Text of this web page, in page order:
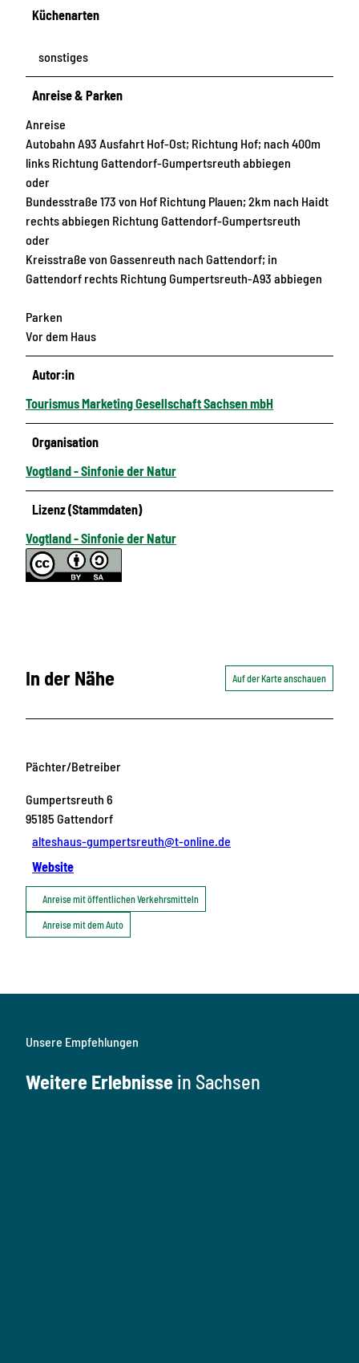
Küchenarten
sonstiges
Anreise & Parken
Anreise
Autobahn A93 Ausfahrt Hof-Ost; Richtung Hof; nach 400m
links Richtung Gattendorf-Gumpertsreuth abbiegen
oder
Bundesstraße 173 von Hof Richtung Plauen; 2km nach Haidt
rechts abbiegen Richtung Gattendorf-Gumpertsreuth
oder
Kreisstraße von Gassenreuth nach Gattendorf; in
Gattendorf rechts Richtung Gumpertsreuth-A93 abbiegen
Parken
Vor dem Haus
Autor:in
Tourismus Marketing Gesellschaft Sachsen mbH
Organisation
Vogtland - Sinfonie der Natur
Lizenz (Stammdaten)
Vogtland - Sinfonie der Natur
In der Nähe Auf der Karte anschauen
Pächter/Betreiber
Gumpertsreuth 6
95185 Gattendorf
alteshaus-gumpertsreuth@t-online.de
Website
Anreise mit öffentlichen Verkehrsmitteln
Anreise mit dem Auto
Unsere Empfehlungen
Weitere Erlebnisse in Sachsen